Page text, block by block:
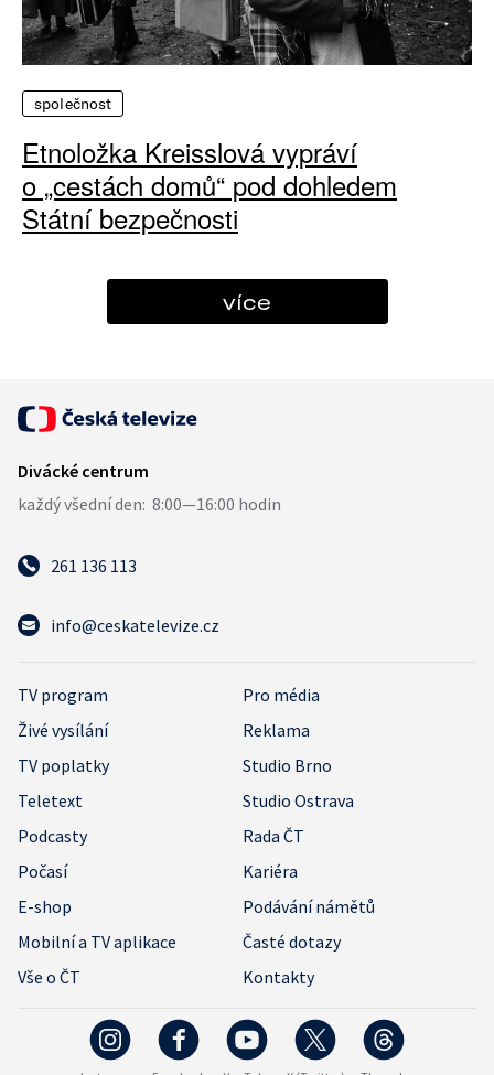
společnost
Etnoložka Kreisslová vypráví
o „cestách domů“ pod dohledem
Státní bezpečnosti
více
261 136 113
info@ceskatelevize.cz
TV program
Pro média
Živé vysílání
Reklama
TV poplatky
Studio Brno
Teletext
Studio Ostrava
Podcasty
Rada ČT
Počasí
Kariéra
E-shop
Podávání námětů
Mobilní a TV aplikace
Časté dotazy
Vše o ČT
Kontakty